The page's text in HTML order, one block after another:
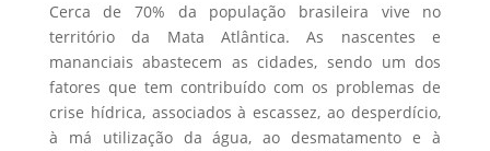
Cerca de 70% da população brasileira vive no
território da Mata Atlântica. As nascentes e
mananciais abastecem as cidades, sendo um dos
fatores que tem contribuído com os problemas de
crise hídrica, associados à escassez, ao desperdício,
à má utilização da água, ao desmatamento e à